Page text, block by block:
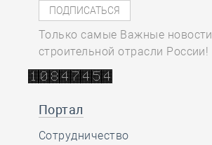
Только самые Важные новости
строительной отрасли России!
Портал
Сотрудничество